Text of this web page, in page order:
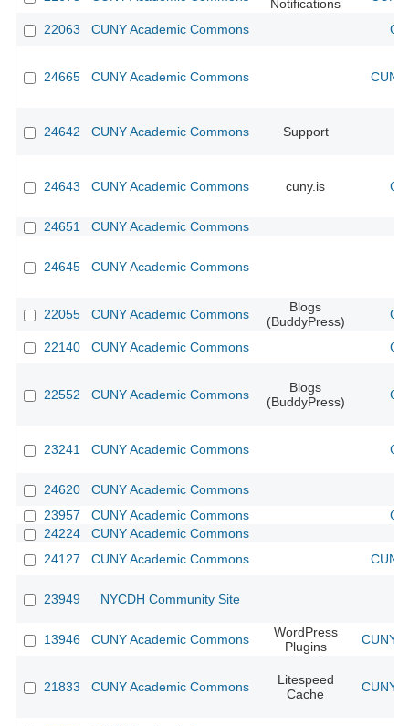
Notifications
22063 CUNY Academic Commons
24665 CUNY Academic Commons
24642 CUNY Academic Commons Support
24643 CUNY Academic Commons cuny.is
24651 CUNY Academic Commons
24645 CUNY Academic Commons
22055 CUNY Academic Commons
Blogs
(BuddyPress)
22140 CUNY Academic Commons
22552 CUNY Academic Commons
Blogs
(BuddyPress)
23241 CUNY Academic Commons
24620
CUNY Academic Commons
23957
CUNY Academic Commons
24224
CUNY Academic Commons
24127
CUNY Academic Commons
23949 NYCDH Community Site
13946 CUNY Academic Commons
WordPress
Plugins
CUNY
21833 CUNY Academic Commons
Litespeed
Cache
CUNY